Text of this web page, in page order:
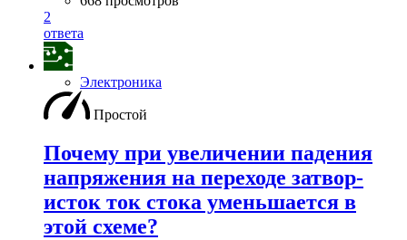
2
ответа
Электроника
Простой
Почему при увеличении падения
напряжения на переходе затвор-
исток ток стока уменьшается в
этой схеме?